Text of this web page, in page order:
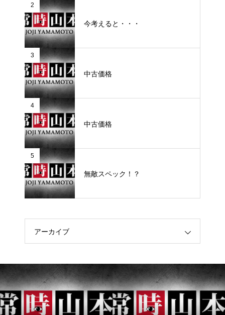
2
今考えると・・・
3
中古価格
4
中古価格
5
無敵スペック！？
アーカイブ